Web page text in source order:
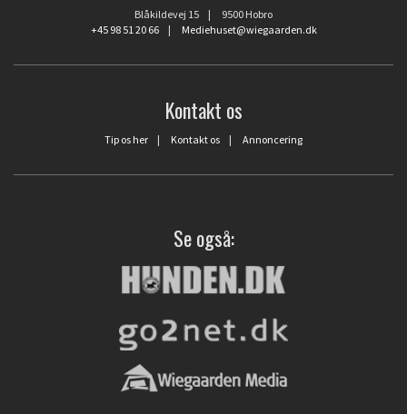
Blåkildevej 15 | 9500 Hobro
+45 98 51 20 66| Mediehuset@wiegaarden.dk
Kontakt os
Tip os her | Kontakt os | Annoncering
Se også: